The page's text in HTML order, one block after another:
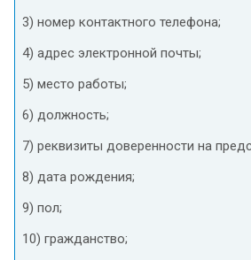
3) номер контактного телефона;
4) адрес электронной почты;
5) место работы;
6) должность;
7) реквизиты доверенности на
8) дата рождения;
9) пол;
10) гражданство;